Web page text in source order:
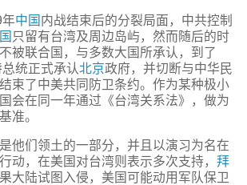
中国 内战结束后的分裂局面，中共控制
只留有台湾及周边岛屿，然而随后的时
被联合国，与多数大国所承认，到了
统正式承认北京政府，并切断与中华民
束了中美共同防卫条约。作为某种极小
会在同一年通过《台湾关系法》，做为
准。
他们领土的一部分，并且以演习为名在
动，在美国对台湾则表示多次支持， 拜
大陆试图入侵，美国可能动用军队保卫